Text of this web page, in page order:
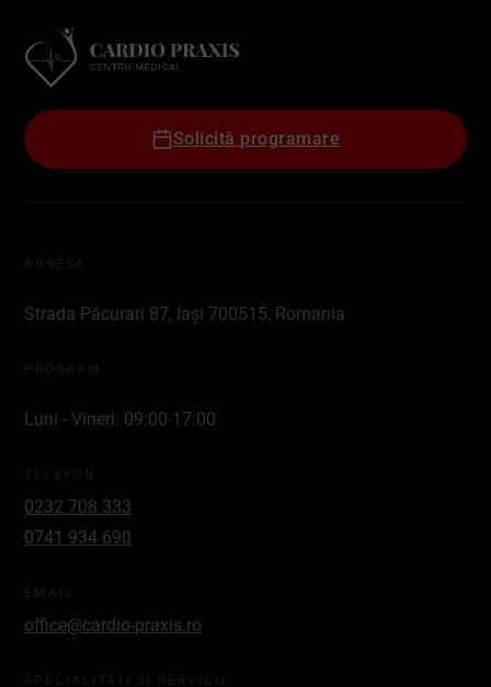
Solicită programare
Strada Păcurari 87, Iași 700515, Romania
Luni - Vineri: 09:00-17:00
0232 708 333
0741 934 690
office@cardio-praxis.ro